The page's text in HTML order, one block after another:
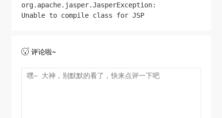
org.apache.jasper.JasperException:
Unable to compile class for JSP
评论啦~